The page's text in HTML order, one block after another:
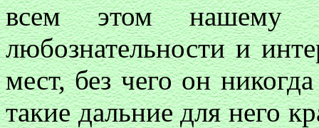
всем этом нашему
любознательности и
мест, без чего он
такие дальние для него